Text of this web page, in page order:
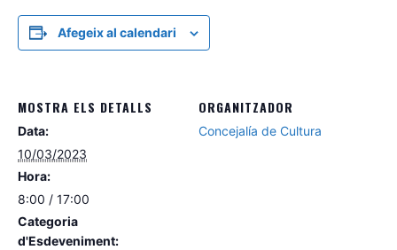
Afegeix al calendari
MOSTRA ELS DETALLS
Data:
10/03/2023
Hora:
8:00 / 17:00
Categoria
d'Esdeveniment:
ORGANITZADOR
Concejalía de Cultura